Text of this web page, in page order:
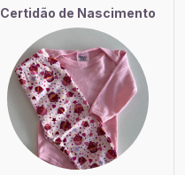
Certidão de Nascimento